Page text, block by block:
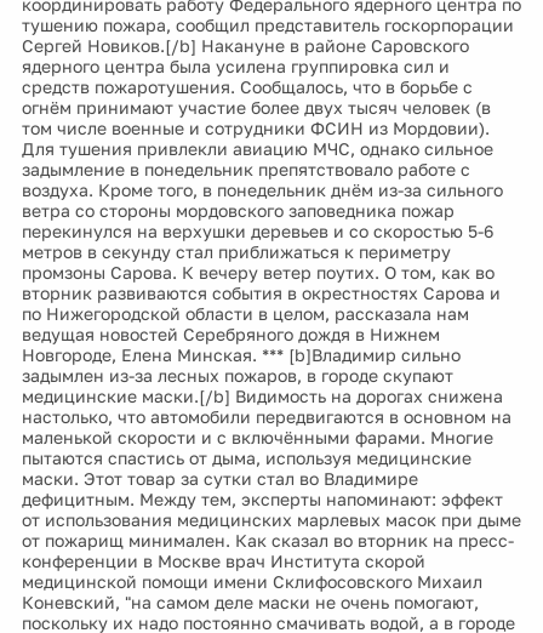
тушению пожара, сообщил представитель госкорпорации
Сергей Новиков.[/b] Накануне в районе Саровского
ядерного центра была усилена группировка сил и
средств пожаротушения. Сообщалось, что в борьбе с
огнём принимают участие более двух тысяч человек (в
том числе военные и сотрудники ФСИН из Мордовии).
Для тушения привлекли авиацию МЧС, однако сильное
задымление в понедельник препятствовало работе с
воздуха. Кроме того, в понедельник днём из-за сильного
ветра со стороны мордовского заповедника пожар
перекинулся на верхушки деревьев и со скоростью 5-6
метров в секунду стал приближаться к периметру
промзоны Сарова. К вечеру ветер поутих. О том, как во
вторник развиваются события в окрестностях Сарова и
по Нижегородской области в целом, рассказала нам
ведущая новостей Серебряного дождя в Нижнем
Новгороде, Елена Минская. *** [b]Владимир сильно
задымлен из-за лесных пожаров, в городе скупают
медицинские маски.[/b] Видимость на дорогах снижена
настолько, что автомобили передвигаются в основном на
маленькой скорости и с включёнными фарами. Многие
пытаются спастись от дыма, используя медицинские
маски. Этот товар за сутки стал во Владимире
дефицитным. Между тем, эксперты напоминают: эффект
от использования медицинских марлевых масок при дыме
от пожарищ минимален. Как сказал во вторник на пресс-
конференции в Москве врач Института скорой
медицинской помощи имени Склифосовского Михаил
Коневский, "на самом деле маски не очень помогают,
поскольку их надо постоянно смачивать водой, а в городе